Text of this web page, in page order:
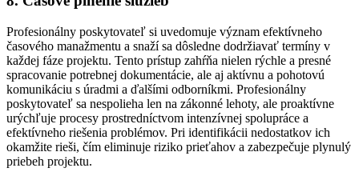
Profesionálny poskytovateľ si uvedomuje význam efektívneho
časového manažmentu a snaží sa dôsledne dodržiavať termíny v
každej fáze projektu. Tento prístup zahŕňa nielen rýchle a presné
spracovanie potrebnej dokumentácie, ale aj aktívnu a pohotovú
komunikáciu s úradmi a ďalšími odborníkmi. Profesionálny
poskytovateľ sa nespolieha len na zákonné lehoty, ale proaktívne
urýchľuje procesy prostredníctvom intenzívnej spolupráce a
efektívneho riešenia problémov. Pri identifikácii nedostatkov ich
okamžite rieši, čím eliminuje riziko prieťahov a zabezpečuje plynulý
priebeh projektu.